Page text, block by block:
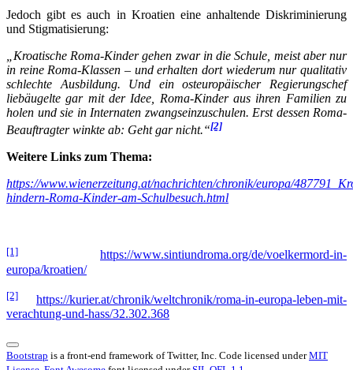
Jedoch gibt es auch in Kroatien eine anhaltende Diskriminierung
und Stigmatisierung:
„Kroatische Roma-Kinder gehen zwar in die Schule, meist aber nur
in reine Roma-Klassen – und erhalten dort wiederum nur qualitativ
schlechte Ausbildung. Und ein osteuropäischer Regierungschef
liebäugelte gar mit der Idee, Roma-Kinder aus ihren Familien zu
holen und sie in Internaten zwangseinzuschulen. Erst dessen Roma-
Beauftragter winkte ab: Geht gar nicht.“[2]
Weitere Links zum Thema:
https://www.wienerzeitung.at/nachrichten/chronik/europa/
hindern-Roma-Kinder-am-Schulbesuch.html
[1]
https://www.sintiundroma.org/de/voelkermord-in-
europa/kroatien/
[2]
https://kurier.at/chronik/weltchronik/roma-in-europa-leben-mit-
verachtung-und-hass/32.302.368
Bootstrap is a front-end framework of Twitter, Inc. Code licensed underMIT